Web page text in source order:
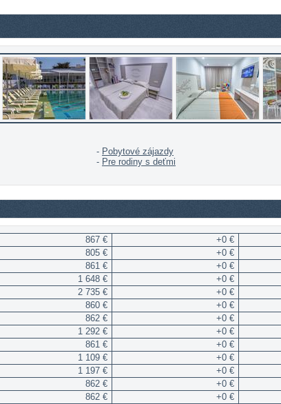
- Pobytové zájazdy
- Pre rodiny s deťmi
867 € +0 €
805 € +0 €
861 € +0 €
1 648 € +0 €
2 735 € +0 €
860 € +0 €
862 € +0 €
1 292 € +0 €
861 € +0 €
1 109 € +0 €
1 197 € +0 €
862 € +0 €
862 € +0 €